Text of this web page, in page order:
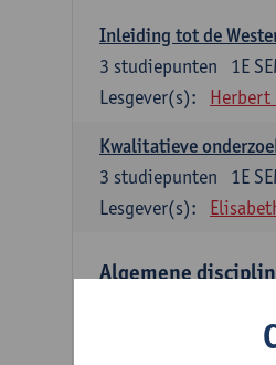
Inleiding tot de
1E
3 studiepunten
Lesgever(s):
Herbert
Kwalitatieve
1E
3 studiepunten
Lesgever(s):
Algemene
Literatuur en